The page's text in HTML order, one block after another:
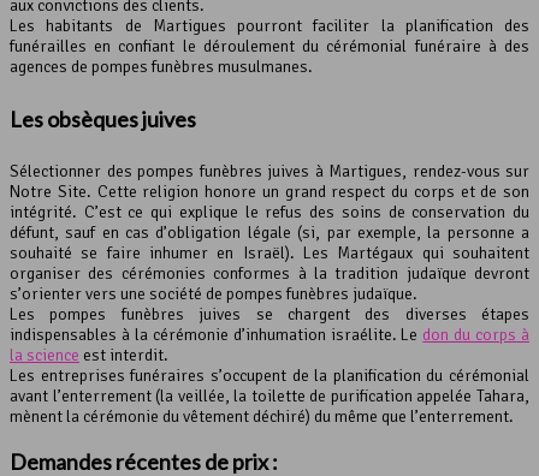
aux convictions des clients.
Les habitants de Martigues pourront faciliter la planification des
funérailles en confiant le déroulement du cérémonial funéraire à des
agences de pompes funèbres musulmanes.
Les obsèques juives
Sélectionner des pompes funèbres juives à Martigues, rendez-vous sur
Notre Site. Cette religion honore un grand respect du corps et de son
intégrité. C’est ce qui explique le refus des soins de conservation du
défunt, sauf en cas d’obligation légale (si, par exemple, la personne a
souhaité se faire inhumer en Israël). Les Martégaux qui souhaitent
organiser des cérémonies conformes à la tradition judaïque devront
s’orienter vers une société de pompes funèbres judaïque.
Les pompes funèbres juives se chargent des diverses étapes
indispensables à la cérémonie d’inhumation israélite. Le don du corps à
la science est interdit.
Les entreprises funéraires s’occupent de la planification du cérémonial
avant l’enterrement (la veillée, la toilette de purification appelée Tahara,
mènent la cérémonie du vêtement déchiré) du même que l’enterrement.
Demandes récentes de prix :